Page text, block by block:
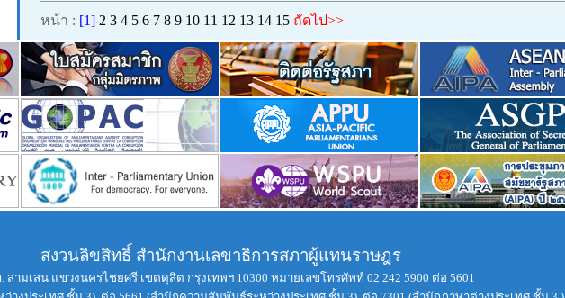
หน้า : [1] 2 3 4 5 6 7 8 9 10 11 12 13 14 15 ถัดไป>>
สงวนลิขสิทธิ์ สำนักงานเลขาธิการสภาผู้แทนราษฎร
. สามเสน แขวงนครไชยศรี เขตดุสิต กรุงเทพฯ 10300 หมายเลขโทรศัพท์ 02 242 5900 ต่อ 5601